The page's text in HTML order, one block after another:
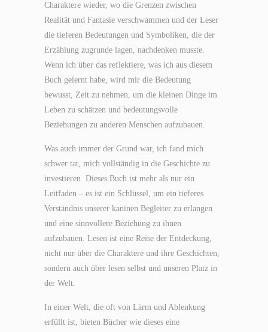
Charaktere wieder, wo die Grenzen zwischen
Realität und Fantasie verschwammen und der Leser
die tieferen Bedeutungen und Symboliken, die der
Erzählung zugrunde lagen, nachdenken musste.
Wenn ich über das reflektiere, was ich aus diesem
Buch gelernt habe, wird mir die Bedeutung
bewusst, Zeit zu nehmen, um die kleinen Dinge im
Leben zu schätzen und bedeutungsvolle
Beziehungen zu anderen Menschen aufzubauen.
Was auch immer der Grund war, ich fand mich
schwer tat, mich vollständig in die Geschichte zu
investieren. Dieses Buch ist mehr als nur ein
Leitfaden – es ist ein Schlüssel, um ein tieferes
Verständnis unserer kaninen Begleiter zu erlangen
und eine sinnvollere Beziehung zu ihnen
aufzubauen. Lesen ist eine Reise der Entdeckung,
nicht nur über die Charaktere und ihre Geschichten,
sondern auch über lesen selbst und unseren Platz in
der Welt.
In einer Welt, die oft von Lärm und Ablenkung
erfüllt ist, bieten Bücher wie dieses eine